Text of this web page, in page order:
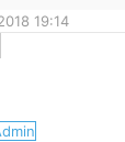
19:14